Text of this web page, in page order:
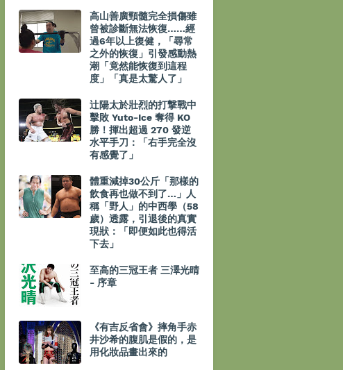
高山善廣頸髓完全損傷雖
曾被診斷無法恢復……經
過6年以上復健，「尋常
之外的恢復」引發感動熱
潮「竟然能恢復到這程
度」「真是太驚人了」
辻陽太於壯烈的打撃戰中
擊敗 Yuto-Ice 奪得 KO
勝！揮出超過 270 發逆
水平手刀：「右手完全沒
有感覺了」
體重減掉30公斤「那樣的
飲食再也做不到了…」人
稱「野人」的中西學（58
歲）透露，引退後的真實
現狀：「即便如此也得活
下去」
至高的三冠王者 三澤光晴
- 序章
《有吉反省會》摔角手赤
井沙希的腹肌是假的，是
用化妝品畫出來的